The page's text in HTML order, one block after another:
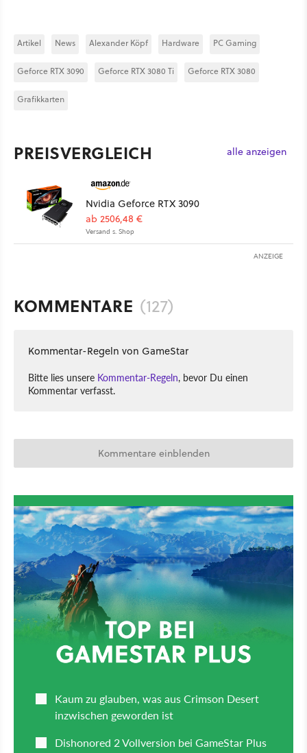
Artikel News Alexander Köpf Hardware PC Gaming
Geforce RTX 3090 Geforce RTX 3080 Ti Geforce RTX 3080
Grafikkarten
PREISVERGLEICH alle anzeigen
Nvidia Geforce RTX 3090
ab 2506,48 €
Versand s. Shop
ANZEIGE
KOMMENTARE (127)
Kommentar-Regeln von GameStar
Bitte lies unsere Kommentar-Regeln, bevor Du einen
Kommentar verfasst.
Kommentare einblenden